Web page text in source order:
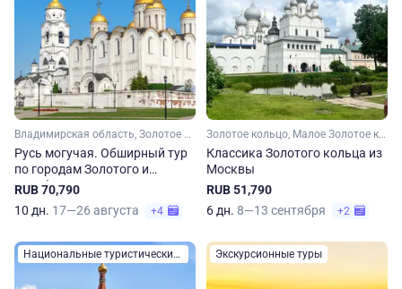
Владимирская область, Золотое кольцо, Малое Золотое кольцо, Ивановская область, Костромская область, Ярославская область, Московская область, Смоленская область, Псковская область, Новгородская область, Серебряное кольцо, Тверская область
Русь могучая. Обширный тур
по городам Золотого и
Серебряного кольца
RUB 70,790
10 дн. 17—26 августа +4
Золотое кольцо, Малое Золотое кольцо, Владимирская область, Ивановская область, Костромская область, Ярославская область, Московская область
Классика Золотого кольца из
Москвы
RUB 51,790
6 дн. 8—13 сентября +2
Национальные туристические маршруты России Экскурсионные туры